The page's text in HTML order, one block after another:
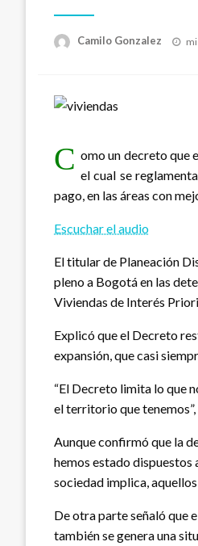
Camilo Gonzalez
C omo un decreto que
el cual se
pago, en las áreas con
Escuchar el audio
El titular de Planeación
pleno a Bogotá en las
Viviendas de Interés
Explicó que el Decreto
expansión, que casi
“El Decreto limita lo que
el territorio que
Aunque confirmó que la
hemos estado dispuestos
sociedad implica,
De otra parte señaló que
también se genera una